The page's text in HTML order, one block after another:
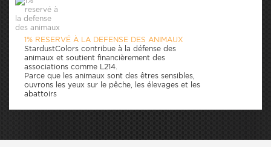
1% RESERVÉ À LA DEFENSE DES ANIMAUX
StardustColors contribue à la défense des
animaux et soutient financièrement des
associations comme L214.
Parce que les animaux sont des êtres sensibles,
ouvrons les yeux sur le pêche, les élevages et les
abattoirs